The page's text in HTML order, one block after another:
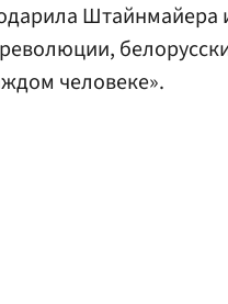
Штайнмайера
человеке».